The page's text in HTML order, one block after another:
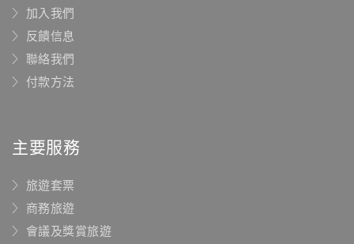
加入我們
反饋信息
聯絡我們
付款方法
主要服務
旅遊套票
商務旅遊
會議及獎賞旅遊